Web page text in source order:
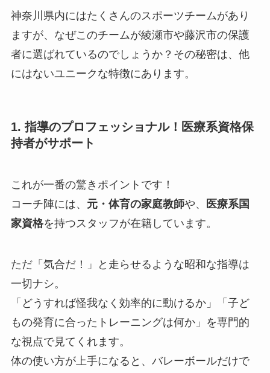
神奈川県内にはたくさんのスポーツチームがあり
ますが、なぜこのチームが綾瀬市や藤沢市の保護
者に選ばれているのでしょうか？その秘密は、他
にはないユニークな特徴にあります。
1. 指導のプロフェッショナル！医療系資格保
持者がサポート
これが一番の驚きポイントです！
コーチ陣には、 元・体育の家庭教師や、
医療系国
家資格を持つスタッフが在籍しています。
ただ「気合だ！」と走らせるような昭和な指導は
一切ナシ。
「どうすれば怪我なく効率的に動けるか」「子ど
もの発育に合ったトレーニングは何か」を専門的
な視点で見てくれます。
体の使い方が上手になると、バレーボールだけで